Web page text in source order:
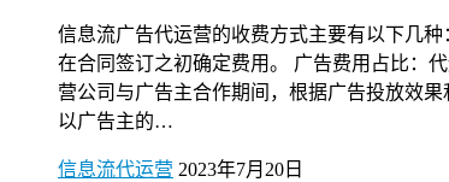
信息流广告代运营的收费方式主要有以下几
在合同签订之初确定费用。 广告费用占比：
营公司与广告主合作期间，根据广告投放效
以广告主的…
信息流代运营 2023年7月20日